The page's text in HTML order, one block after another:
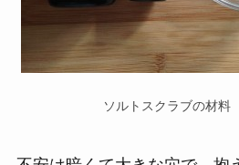
ソルトスクラブの材料